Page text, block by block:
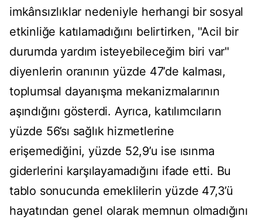
imkânsızlıklar nedeniyle herhangi bir sosyal
etkinliğe katılamadığını belirtirken, "Acil bir
durumda yardım isteyebileceğim biri var"
diyenlerin oranının yüzde 47’de kalması,
toplumsal dayanışma mekanizmalarının
aşındığını gösterdi. Ayrıca, katılımcıların
yüzde 56’sı sağlık hizmetlerine
erişemediğini, yüzde 52,9’u ise ısınma
giderlerini karşılayamadığını ifade etti. Bu
tablo sonucunda emeklilerin yüzde 47,3’ü
hayatından genel olarak memnun olmadığını